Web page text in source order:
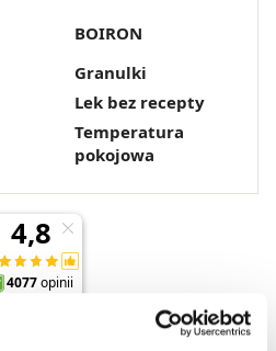
BOIRON
Granulki
Lek bez recepty
Temperatura
pokojowa